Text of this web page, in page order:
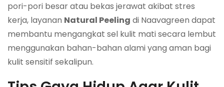
pori-pori besar atau bekas jerawat akibat stres
kerja, layanan Natural Peeling di Naavagreen dapat
membantu mengangkat sel kulit mati secara lembut
menggunakan bahan-bahan alami yang aman bagi
kulit sensitif sekalipun.